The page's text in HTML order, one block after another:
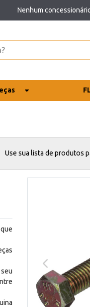
Nenhum
Use sua lista de produtos